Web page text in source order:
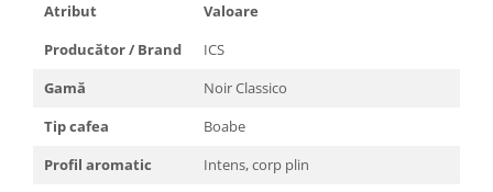
Atribut
Valoare
Producător / Brand
ICS
Gamă
Noir Classico
Tip cafea
Boabe
Profil aromatic
Intens, corp plin